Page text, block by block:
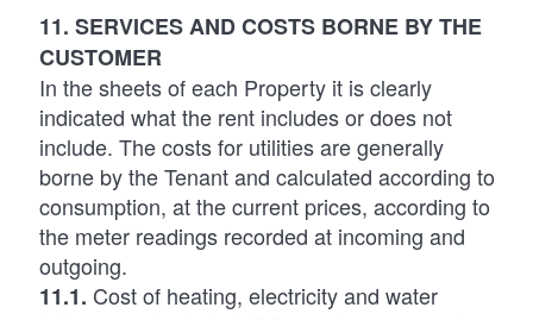
11. SERVICES AND COSTS BORNE BY THE
CUSTOMER
In the sheets of each Property it is clearly
indicated what the rent includes or does not
include. The costs for utilities are generally
borne by the Tenant and calculated according to
consumption, at the current prices, according to
the meter readings recorded at incoming and
outgoing.
11.1. Cost of heating, electricity and water